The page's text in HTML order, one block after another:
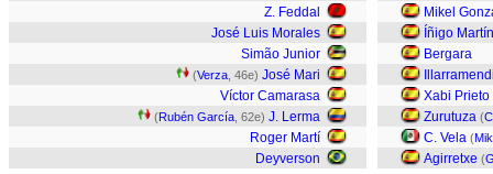
Z. Feddal
José Luis Morales
Simão Junior
(Verza , 46e) José Mari
Víctor Camarasa
(Rubén García , 62e) J. Lerma
Roger Martí
Deyverson
Mikel
Íñigo
Bergara
Xabi Prieto
Zurutuza (
C. Vela (
Agirretxe (